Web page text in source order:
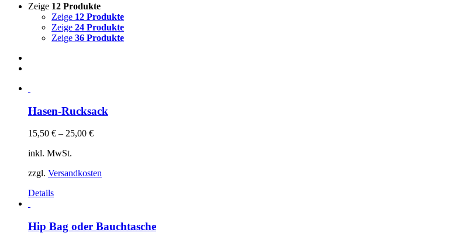
Zeige 12 Produkte
Zeige 12 Produkte
Zeige 24 Produkte
Zeige 36 Produkte
Hasen-Rucksack
15,50 € – 25,00 €
inkl. MwSt.
zzgl. Versandkosten
Details
Hip Bag oder Bauchtasche